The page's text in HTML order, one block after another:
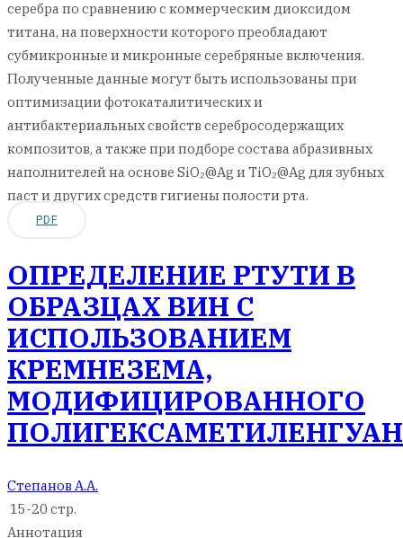
серебра по сравнению с коммерческим диоксидом
титана, на поверхности которого преобладают
субмикронные и микронные серебряные включения.
Полученные данные могут быть использованы при
оптимизации фотокаталитических и
антибактериальных свойств серебросодержащих
композитов, а также при подборе состава абразивных
наполнителей на основе SiO₂@Ag и TiO₂@Ag для зубных
паст и других средств гигиены полости рта.
PDF
ОПРЕДЕЛЕНИЕ РТУТИ В
ОБРАЗЦАХ ВИН С
ИСПОЛЬЗОВАНИЕМ
КРЕМНЕЗЕМА,
МОДИФИЦИРОВАННОГО
Cтепанов А.А.
15-20 стр.
Аннотация